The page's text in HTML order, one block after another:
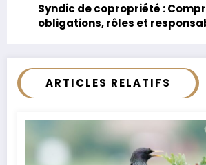
Syndic de copropriété :
obligations, rôles et
ARTICLES RELATIFS